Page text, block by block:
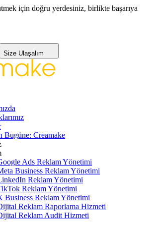
için doğru yerdesiniz, birlikte başarıya
Size Ulaşalım
Bugüne: Creamake
Ads Reklam Yönetimi
Business Reklam Yönetimi
Reklam Yönetimi
Reklam Yönetimi
Business Reklam Yönetimi
Reklam Raporlama Hizmeti
Reklam Audit Hizmeti